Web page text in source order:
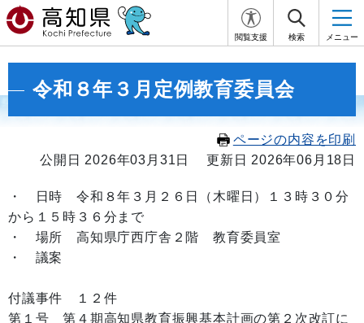
閲覧支援 検索 メニュー
令和８年３月定例教育委員会
ページの内容を印刷
公開日 2026年03月31日
更新日 2026年06月18日
・ 日時 令和８年３月２６日 （木曜日）１３ 時３０分
から１５ 時３６ 分まで
・ 場所 高知県庁西庁舎２階 教育委員室
・ 議案
付議事件 １２件
第１号 第４期高知県教育振興基本計画の第２次改訂に